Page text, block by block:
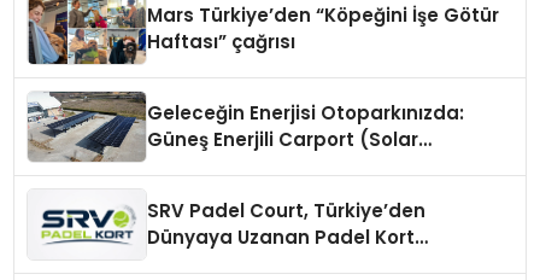
Mars Türkiye’den “Köpeğini İşe Götür
Haftası” çağrısı
Geleceğin Enerjisi Otoparkınızda:
Güneş Enerjili Carport (Solar
SRV Padel Court, Türkiye’den
Dünyaya Uzanan Padel Kort